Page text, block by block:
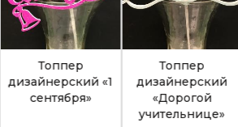
Топпер
дизайнерский «1
сентября»
Топпер
дизайнерский
«Дорогой
учительнице»